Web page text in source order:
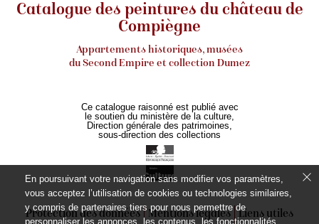
Catalogue des peintures du château de
Compiègne
Appartements historiques, musées
du Second Empire et collection Dumez
Ce catalogue raisonné est publié avec
le soutien du ministère de la culture,
Direction générale des patrimoines,
sous-direction des collections
Protection des données Mentions légales Liens utiles
En poursuivant votre navigation sans modifier vos paramètres,
vous acceptez l’utilisation de cookies ou technologies similaires,
y compris de partenaires tiers pour nous permettre de
personnaliser les annonces, les contenus, les fonctionnalités